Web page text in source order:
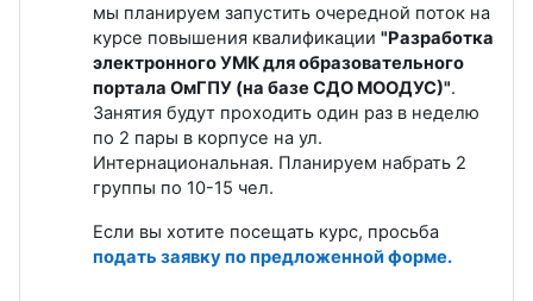
мы планируем запустить очередной поток на
курсе повышения квалификации "Разработка
электронного УМК для образовательного
портала ОмГПУ (на базе СДО МООДУС)".
Занятия будут проходить один раз в неделю
по 2 пары в корпусе на ул.
Интернациональная. Планируем набрать 2
группы по 10-15 чел.
Если вы хотите посещать курс, просьба
подать заявку по предложенной форме.